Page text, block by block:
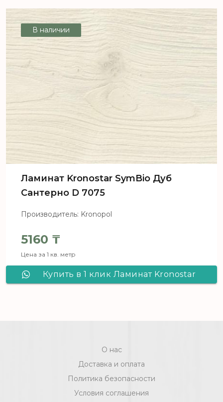
В наличии
Ламинат Kronostar SymBio Дуб
Сантерно D 7075
Производитель: Kronopol
5160 ₸
Цена за 1 кв. метр
Купить в 1 клик Ламинат Kronostar
О нас
Доставка и оплата
Политика безопасности
Условия соглашения